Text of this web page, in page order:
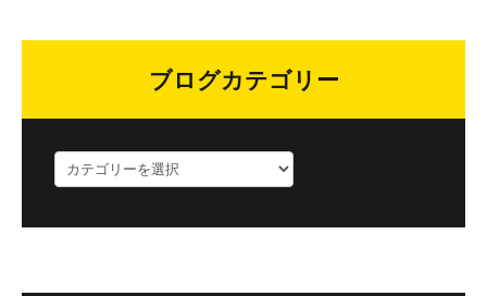
ブログカテゴリー
ロ